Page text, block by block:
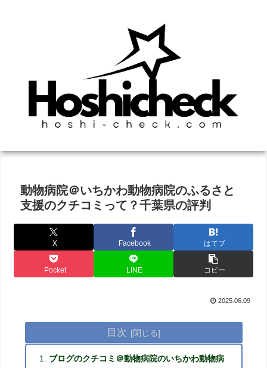
動物病院＠いちかわ動物病院のふるさと
支援のクチコミって？千葉県の評判
X Facebook はてブ
Pocket LINE コピー
2025.06.09
目次
ブログのクチコミ＠動物病院のいちかわ動物病